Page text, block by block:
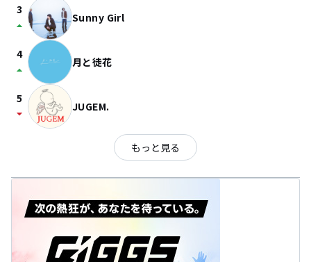
3
arrow_drop_up Sunny Girl
4
arrow_drop_up 月と徒花
5
arrow_drop_down JUGEM.
もっと見る